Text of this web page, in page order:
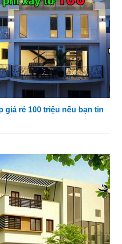
giá rẻ 100 triệu nếu bạn tin